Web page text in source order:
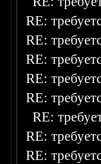
RE:
RE:
RE:
RE:
RE:
RE:
RE:
RE: